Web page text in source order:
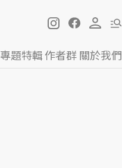
專題特輯作者群關於我們